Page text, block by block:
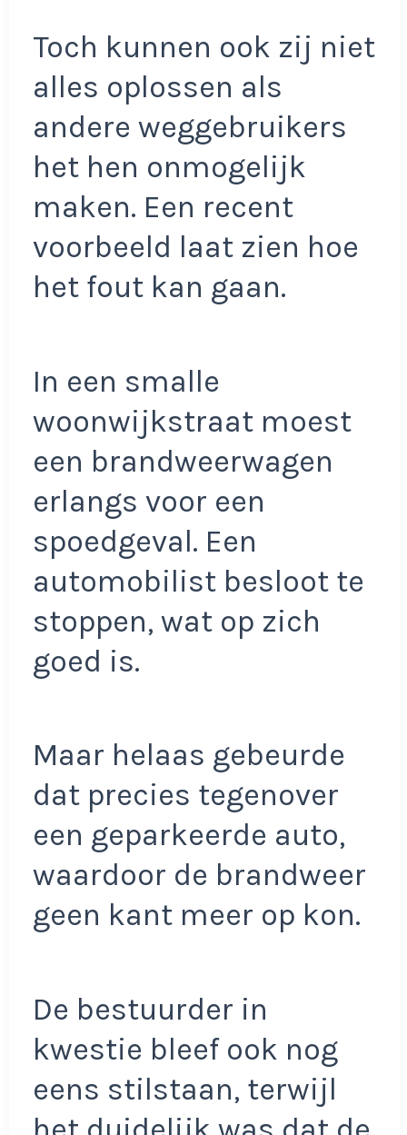
Toch kunnen ook zij niet
alles oplossen als
andere weggebruikers
het hen onmogelijk
maken. Een recent
voorbeeld laat zien hoe
het fout kan gaan.
In een smalle
woonwijkstraat moest
een brandweerwagen
erlangs voor een
spoedgeval. Een
automobilist besloot te
stoppen, wat op zich
goed is.
Maar helaas gebeurde
dat precies tegenover
een geparkeerde auto,
waardoor de brandweer
geen kant meer op kon.
De bestuurder in
kwestie bleef ook nog
eens stilstaan, terwijl